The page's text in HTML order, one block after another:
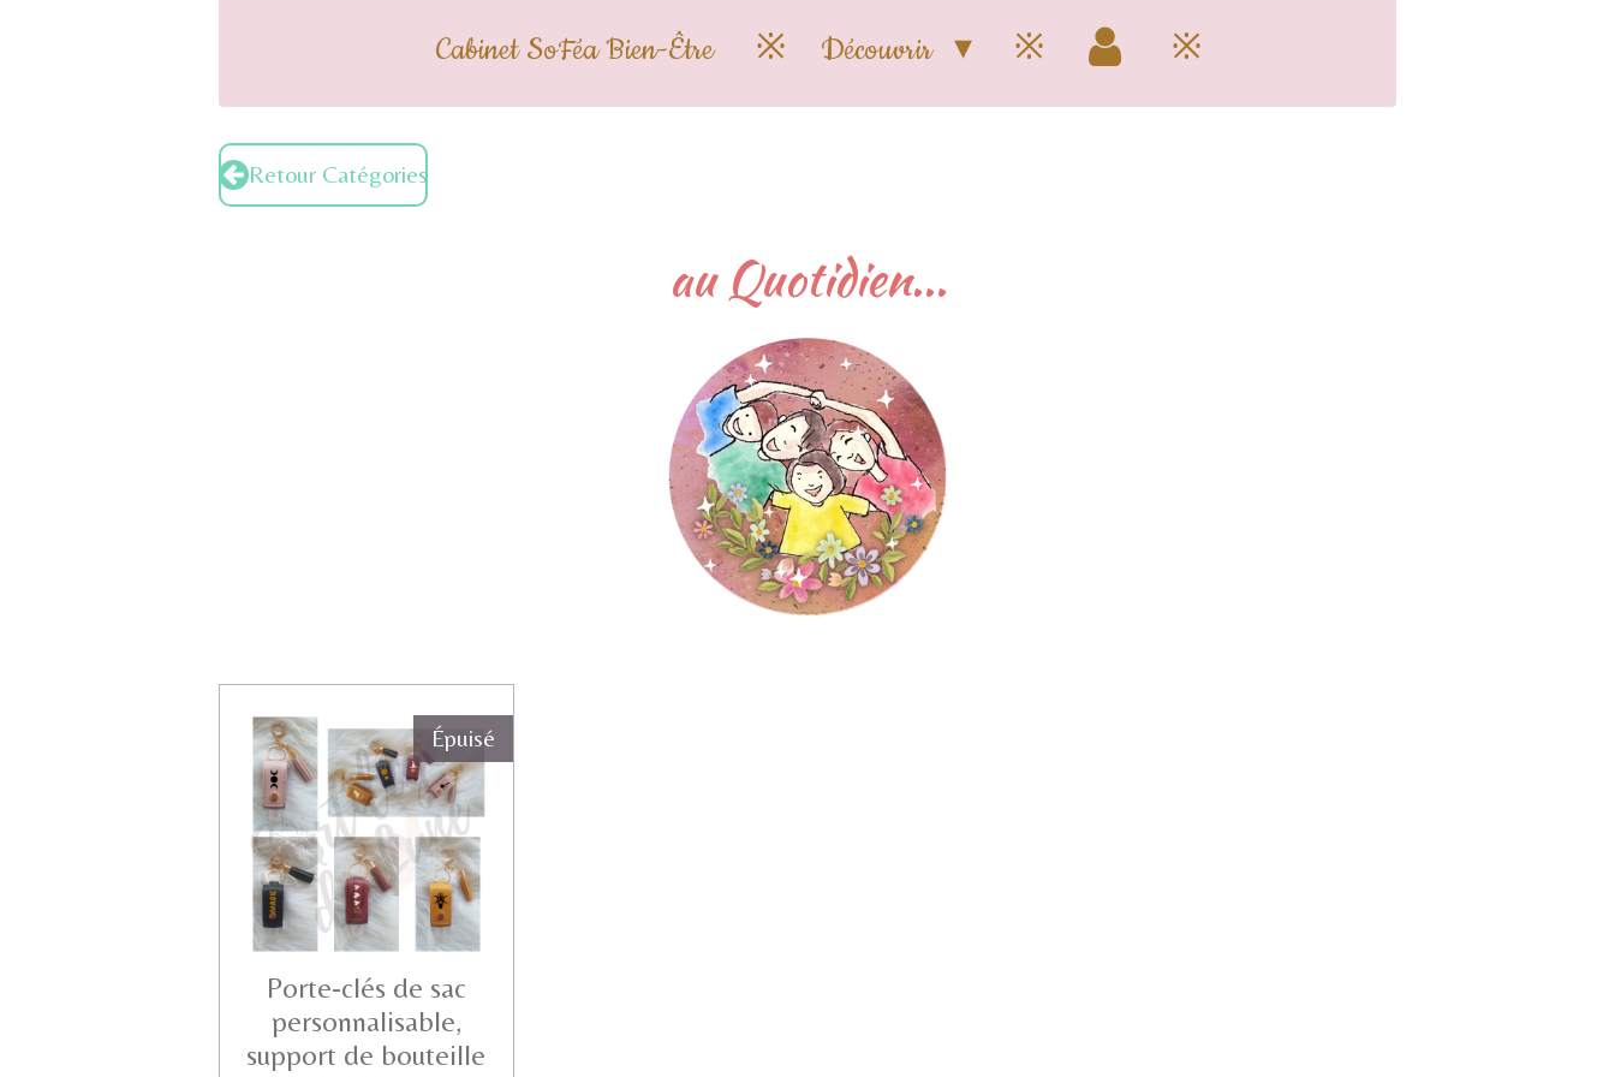
Cabinet SoFéa Bien-Être Découvrir
Retour Catégories
au Quotidien...
Épuisé
Porte-clés de sac
personnalisable,
support de bouteille